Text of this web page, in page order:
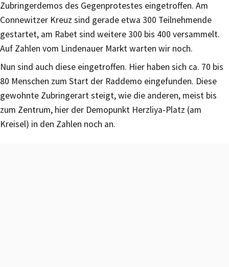
Zubringerdemos des Gegenprotestes eingetroffen. Am
Connewitzer Kreuz sind gerade etwa 300 Teilnehmende
gestartet, am Rabet sind weitere 300 bis 400 versammelt.
Auf Zahlen vom Lindenauer Markt warten wir noch.
Nun sind auch diese eingetroffen. Hier haben sich ca. 70 bis
80 Menschen zum Start der Raddemo eingefunden. Diese
gewohnte Zubringerart steigt, wie die anderen, meist bis
zum Zentrum, hier der Demopunkt Herzliya-Platz (am
Kreisel) in den Zahlen noch an.